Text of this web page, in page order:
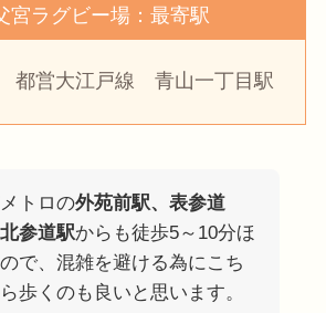
宮ラグビー場：最寄駅
都営大江戸線 青山一丁目駅
トロの外苑前駅、表参道
参道駅からも徒歩5～10分ほ
で、混雑を避ける為にこち
歩くのも良いと思います。